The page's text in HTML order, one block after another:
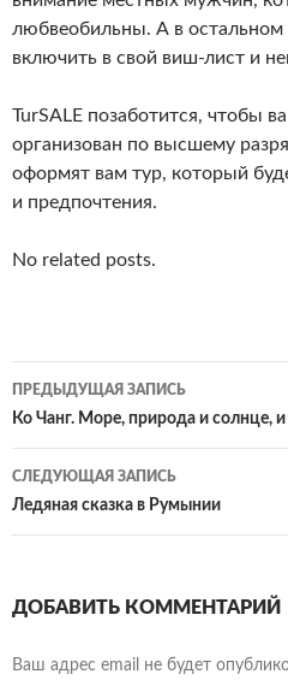
любвеобильны. А в
включить в свой виш-лист и
TurSALE позаботится, чтобы
организован по высшему
оформят вам тур, который
и предпочтения.
No related posts.
Навигация
по
записям
ПРЕДЫДУЩАЯ ЗАПИСЬ
Ко Чанг. Море, природа и солнце,
СЛЕДУЮЩАЯ ЗАПИСЬ
Ледяная сказка в Румынии
ДОБАВИТЬ КОММЕНТАРИЙ
Ваш адрес email не будет